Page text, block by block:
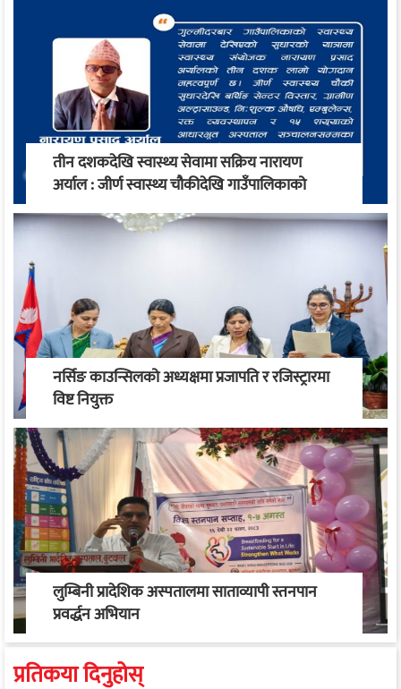
तीन दशकदेखि स्वास्थ्य सेवामा सक्रिय नारायण
अर्याल : जीर्ण स्वास्थ्य चौकीदेखि गाउँपालिकाको
स्वास्थ्य रूपान्तरण सम्म
नर्सिङ काउन्सिलको अध्यक्षमा प्रजापति र रजिस्ट्रारमा
विष्ट नियुक्त
लुम्बिनी प्रादेशिक अस्पतालमा साताव्यापी स्तनपान
प्रवर्द्धन अभियान
प्रतिकया दिनुहोस्